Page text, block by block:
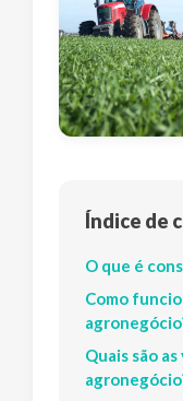
Índice de
O que é
Como
Quais são